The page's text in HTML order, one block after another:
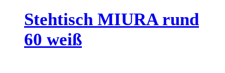
Stehtisch MIURA rund
60 weiß